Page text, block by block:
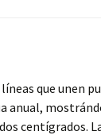
que unen
anual,
centígrados.